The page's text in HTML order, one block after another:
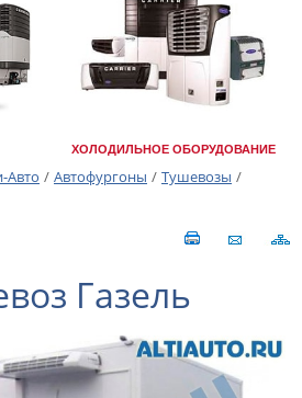
ХОЛОДИЛЬНОЕ ОБОРУДОВАНИЕ
Авто / Автофургоны / Тушевозы /
Газель